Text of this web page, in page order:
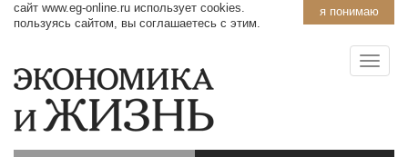
я понимаю
сайт www.eg-online.ru использует cookies.
пользуясь сайтом, вы соглашаетесь с этим.